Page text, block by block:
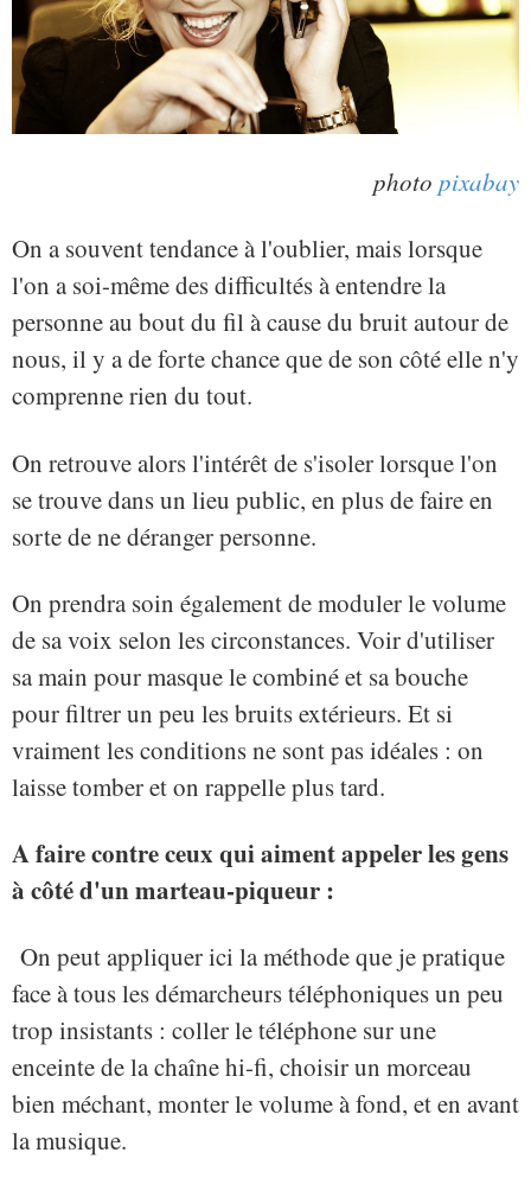
photo pixabay
On a souvent tendance à l'oublier, mais lorsque
l'on a soi-même des difficultés à entendre la
personne au bout du fil à cause du bruit autour de
nous, il y a de forte chance que de son côté elle n'y
comprenne rien du tout.
On retrouve alors l'intérêt de s'isoler lorsque l'on
se trouve dans un lieu public, en plus de faire en
sorte de ne déranger personne.
On prendra soin également de moduler le volume
de sa voix selon les circonstances. Voir d'utiliser
sa main pour masque le combiné et sa bouche
pour filtrer un peu les bruits extérieurs. Et si
vraiment les conditions ne sont pas idéales : on
laisse tomber et on rappelle plus tard.
A faire contre ceux qui aiment appeler les gens
à côté d'un marteau-piqueur :
On peut appliquer ici la méthode que je pratique
face à tous les démarcheurs téléphoniques un peu
trop insistants : coller le téléphone sur une
enceinte de la chaîne hi-fi, choisir un morceau
bien méchant, monter le volume à fond, et en avant
la musique.